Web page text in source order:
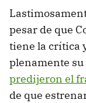
pesar de que
tiene la crítica
plenamente
predijeron el
de que